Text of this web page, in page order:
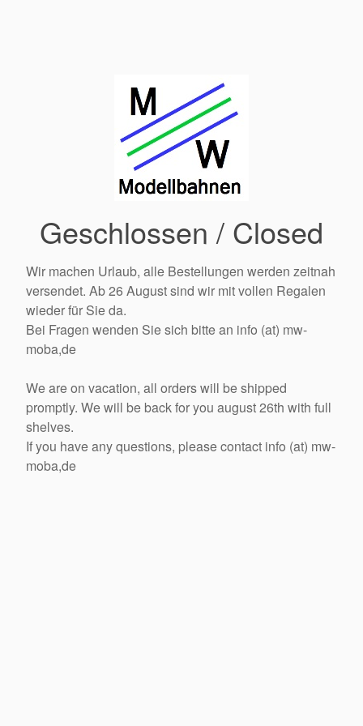
Geschlossen / Closed
Wir machen Urlaub, alle Bestellungen werden zeitnah
versendet. Ab 26 August sind wir mit vollen Regalen
wieder für Sie da.
Bei Fragen wenden Sie sich bitte an info (at) mw-
moba,de
We are on vacation, all orders will be shipped
promptly. We will be back for you august 26th with full
shelves.
If you have any questions, please contact info (at) mw-
moba,de